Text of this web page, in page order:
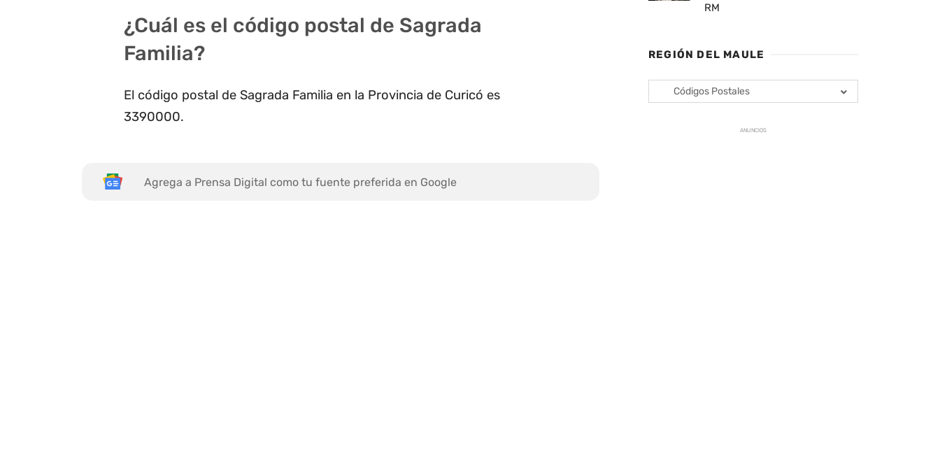
¿Cuál es el código postal de Sagrada
Familia?
El código postal de Sagrada Familia en la Provincia de Curicó es
3390000.
Agrega a Prensa Digital como tu fuente preferida en Google
RM
REGIÓN DEL MAULE
Códigos Postales
ANUNCIOS